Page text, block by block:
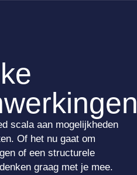
scala aan mogelijkheden
Of het nu gaat om
of een structurele
graag met je mee.